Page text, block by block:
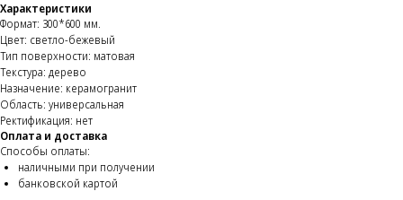
Характеристики
Формат: 300*600 мм.
Цвет: светло-бежевый
Тип поверхности: матовая
Текстура: дерево
Назначение: керамогранит
Область: универсальная
Ректификация: нет
Оплата и доставка
Способы оплаты:
наличными при получении
банковской картой